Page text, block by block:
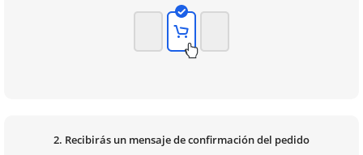
2. Recibirás un mensaje de confirmación del pedido